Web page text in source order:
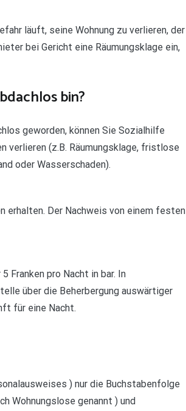
läuft, seine Wohnung zu verlieren, der
bei Gericht eine Räumungsklage ein,
bin?
geworden, können Sie Sozialhilfe
verlieren (z.B. Räumungsklage, fristlose
oder Wasserschaden).
erhalten. Der Nachweis von einem festen
pro Nacht in bar. In
über die Beherbergung auswärtiger
für eine Nacht.
) nur die Buchstabenfolge
Wohnungslose genannt ) und